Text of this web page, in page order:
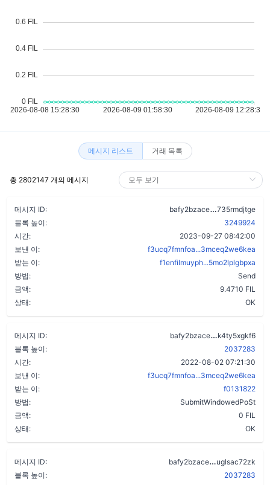
메시지 리스트 거래 목록
총 2802147 개의 메시지
메시지 ID: bafy2bzace
735rmdjtge
블록 높이:
3249924
시간:
2023-09-27 08:42:00
보낸 이:
f3ucq7fmnfoa...3mceq2we6kea
받는 이:
f1enfilmuyph...5mo2lplgbpxa
방법:
Send
금액:
9.4710 FIL
상태:
OK
메시지 ID: bafy2bzace
k4ty5xgkf6
블록 높이:
2037283
시간:
2022-08-02 07:21:30
보낸 이:
f3ucq7fmnfoa...3mceq2we6kea
받는 이:
f0131822
방법:
SubmitWindowedPoSt
금액:
0 FIL
상태:
OK
메시지 ID: bafy2bzace
uglsac72zk
블록 높이:
2037283